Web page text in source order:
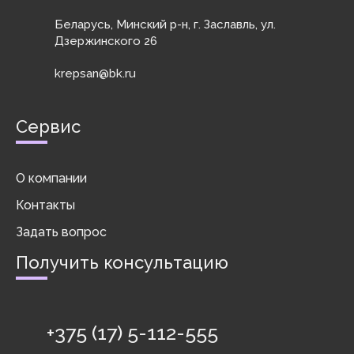
их от ...
их от ...
Беларусь, Минский р-н, г. Заславль, ул.
Дзержинского 26
krepsan@bk.ru
Сервис
О компании
Контакты
Задать вопрос
Получить консультацию
+375 (17) 5-112-555